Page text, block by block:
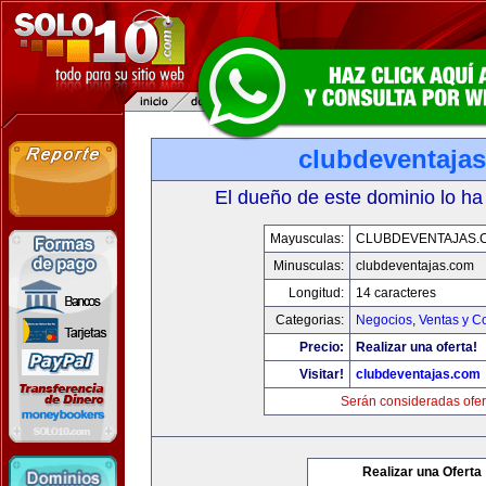
El dueño de este dominio lo
Mayusculas:
Minusculas:
clubdeventajas.com
Longitud:
14 caracteres
Categorias:
Negocios, Ventas y
Precio:
Realizar una oferta!
Visitar!
clubdeventajas.com
Serán consideradas
Realizar una Oferta